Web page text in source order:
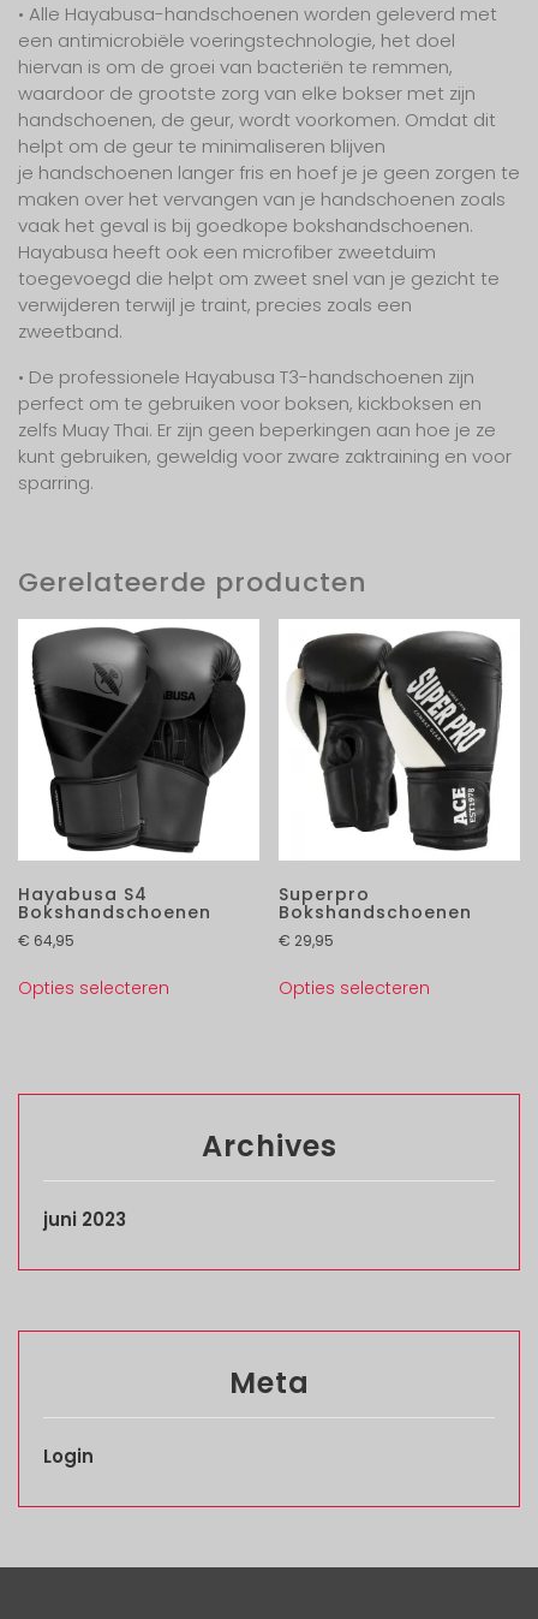
• Alle Hayabusa-handschoenen worden geleverd met
een antimicrobiële voeringstechnologie, het doel
hiervan is om de groei van bacteriën te remmen,
waardoor de grootste zorg van elke bokser met zijn
handschoenen, de geur, wordt voorkomen. Omdat dit
helpt om de geur te minimaliseren blijven
je handschoenen langer fris en hoef je je geen zorgen te
maken over het vervangen van je handschoenen zoals
vaak het geval is bij goedkope bokshandschoenen.
Hayabusa heeft ook een microfiber zweetduim
toegevoegd die helpt om zweet snel van je gezicht te
verwijderen terwijl je traint, precies zoals een
zweetband.
• De professionele Hayabusa T3-handschoenen zijn
perfect om te gebruiken voor boksen, kickboksen en
zelfs Muay Thai. Er zijn geen beperkingen aan hoe je ze
kunt gebruiken, geweldig voor zware zaktraining en voor
sparring.
Gerelateerde producten
Hayabusa S4
Bokshandschoenen
€ 64,95
Opties selecteren
Superpro
Bokshandschoenen
€ 29,95
Opties selecteren
Archives
juni 2023
Meta
Login